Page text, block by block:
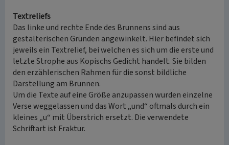
Textreliefs
Das linke und rechte Ende des Brunnens sind aus
gestalterischen Gründen angewinkelt. Hier befindet sich
jeweils ein Textrelief, bei welchen es sich um die erste und
letzte Strophe aus Kopischs Gedicht handelt. Sie bilden
den erzählerischen Rahmen für die sonst bildliche
Darstellung am Brunnen.
Um die Texte auf eine Größe anzupassen wurden einzelne
Verse weggelassen und das Wort „und“ oftmals durch ein
kleines „u“ mit Überstrich ersetzt. Die verwendete
Schriftart ist Fraktur.